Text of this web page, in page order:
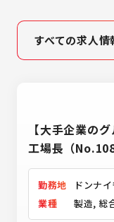
すべての求人情
高収入・高
営業
製造業
IT業界
【大手企業の
工場長（
勤務地
ドンナ
業種
製造, 総